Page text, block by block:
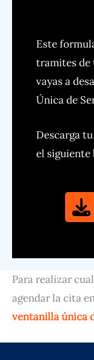
Este
tramites de
vayas a
Única de
Descarga
el siguiente
Para realizar
agendar la cita
ventanilla única